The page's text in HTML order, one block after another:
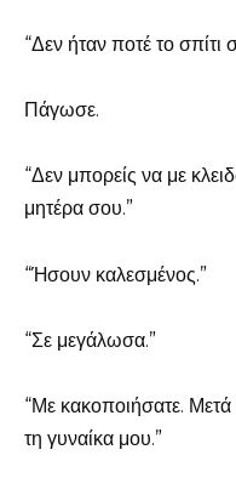
“Δεν ήταν ποτέ το σπίτι
Πάγωσε.
“Δεν μπορείς να με
μητέρα σου.”
“Ήσουν καλεσμένος.”
“Σε μεγάλωσα.”
“Με κακοποιήσατε.
τη γυναίκα μου.”